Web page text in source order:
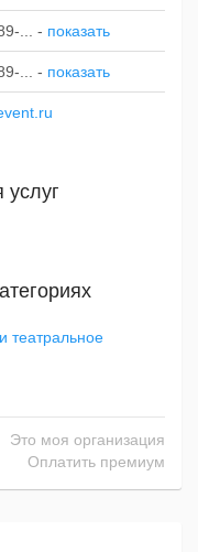
... - показать
... - показать
услуг
театральное
Это моя организация
Оплатить премиум